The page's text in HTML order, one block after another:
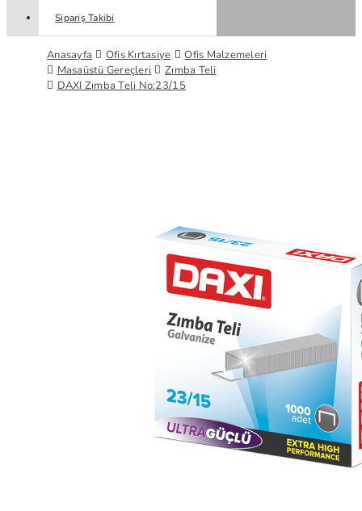
Sipariş Takibi
Anasayfa Ofis Kırtasiye
Ofis Malzemeleri
Masaüstü Gereçleri
Zımba Teli
DAXI Zımba Teli No:23/15